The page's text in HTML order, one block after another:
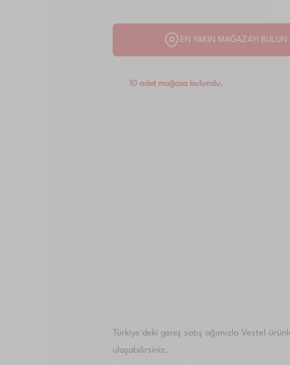
EN YAKIN MAĞAZAYI BULUN
10 adet mağaza bulundu.
Türkiye'deki geniş satış ağımızla Vestel
ulaşabilirsiniz.